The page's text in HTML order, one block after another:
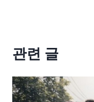
관련 글